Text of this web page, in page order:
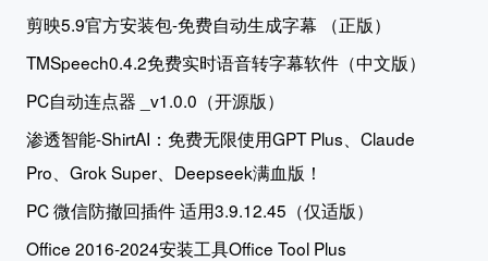
剪映5.9官方安装包-免费自动生成字幕 （正版）
TMSpeech0.4.2免费实时语音转字幕软件（中文版）
PC自动连点器 _v1.0.0（开源版）
渗透智能-ShirtAI：免费无限使用GPT Plus、Claude
Pro、Grok Super、Deepseek满血版！
PC 微信防撤回插件 适用3.9.12.45（仅适版）
Office 2016-2024安装工具Office Tool Plus